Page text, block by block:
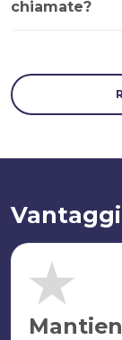
chiamate?